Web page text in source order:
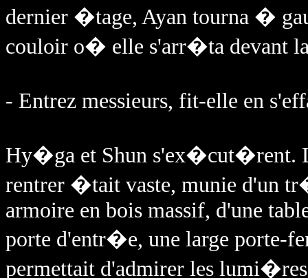
dernier �tage, Ayan tourna �
couloir o� elle s'arr�ta devant
- Entrez messieurs, fit-elle en
Hy�ga et Shun s'ex�cut�rent.
rentrer �tait vaste, munie d'un
armoire en bois massif, d'une
porte d'entr�e, une large porte-
permettait d'admirer les